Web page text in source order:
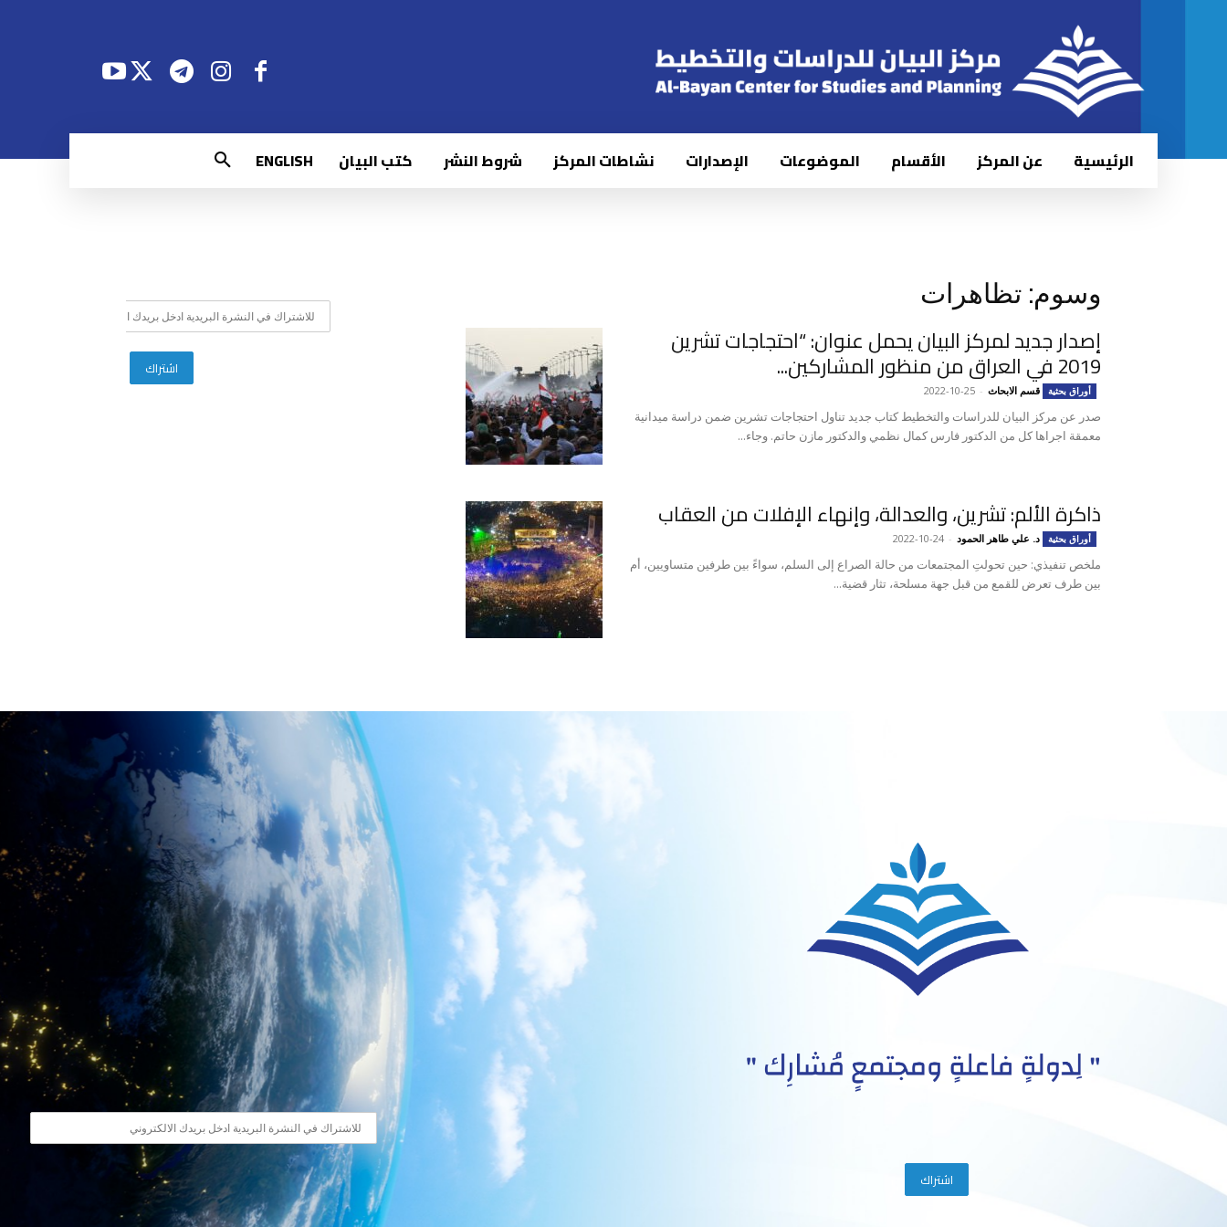
الرئيسية عن المركز الأقسام الموضوعات الإصدارات نشاطات المركز شروط النشر كتب البيان ENGLISH
وسوم: تظاهرات
إصدار جديد لمركز البيان يحمل عنوان: “احتجاجات تشرين
2019 في العراق من منظور المشاركين...
أوراق بحثية قسم الابحاث -
2022-10-25
صدر عن مركز البيان للدراسات والتخطيط كتاب جديد تناول احتجاجات تشرين ضمن دراسة ميدانية
معمقة اجراها كل من الدكتور فارس كمال نظمي والدكتور مازن حاتم. وجاء...
ذاكرة الألم: تشرين، والعدالة، وإنهاء الإفلات من العقاب
أوراق بحثية د. علي طاهر الحمود -
2022-10-24
ملخص تنفيذي: حين تحولتِ المجتمعات من حالة الصراع إلى السلم، سواءً بين طرفين متساويين، أم
بين طرف تعرض للقمع من قبل جهة مسلحة، تثار قضية...